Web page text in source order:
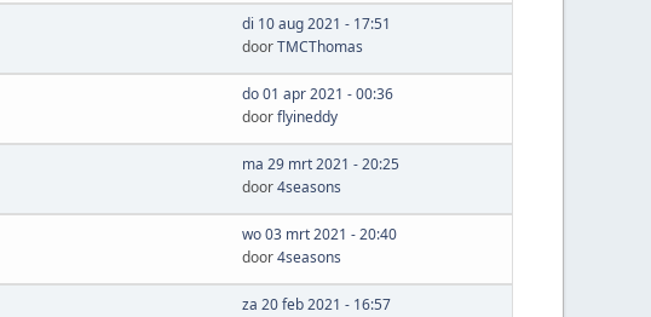
di 10 aug 2021 - 17:51
doorTMCThomas
do 01 apr 2021 - 00:36
doorflyineddy
ma 29 mrt 2021 - 20:25
door4seasons
wo 03 mrt 2021 - 20:40
door4seasons
za 20 feb 2021 - 16:57